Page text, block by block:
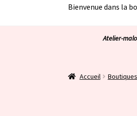
Bienvenue dans la
Atelier-
Accueil Boutiques